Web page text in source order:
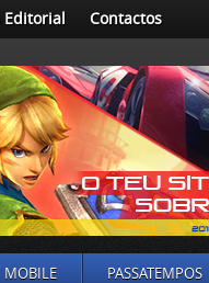
Editorial Contactos
MOBILE PASSATEMPOS